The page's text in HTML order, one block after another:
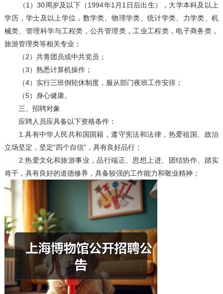
（1）30周岁及以下（1994年1月1日后出生），大学本科及以上
学历，学士及以上学位，数学类、物理学类、统计学类、力学类、机
械类、管理科学与工程类，公共管理类，工业工程类，电子商务类，
旅游管理类等相关专业；
（2）共青团员或中共党员；
（3）熟悉计算机操作；
（4）实行三班倒轮休制度，服从部门夜班工作安排；
（5）身心健康。
三、招聘对象
应聘人员应具备以下资格条件：
1.具有中华人民共和国国籍，遵守宪法和法律，热爱祖国、政治
立场坚定，坚定“四个自信”，具有良好品行；
2.热爱文化和旅游事业，品行端正、思想上进、团结协作、踏实
肯干，具有良好的道德修养，具备较强的工作能力和敬业精神；